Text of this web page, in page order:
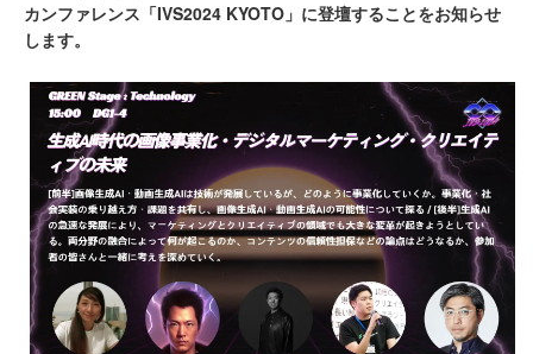
カンファレンス「IVS2024 KYOTO」に登壇することをお知らせ
します。